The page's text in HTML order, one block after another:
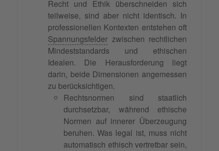
Recht und Ethik überschneiden sich
teilweise, sind aber nicht identisch. In
professionellen Kontexten entstehen oft
Spannungsfelder zwischen rechtlichen
Mindeststandards und ethischen
Idealen. Die Herausforderung liegt
darin, beide Dimensionen angemessen
zu berücksichtigen.
Rechtsnormen sind staatlich
durchsetzbar, während ethische
Normen auf innerer Überzeugung
beruhen. Was legal ist, muss nicht
automatisch ethisch vertretbar sein,